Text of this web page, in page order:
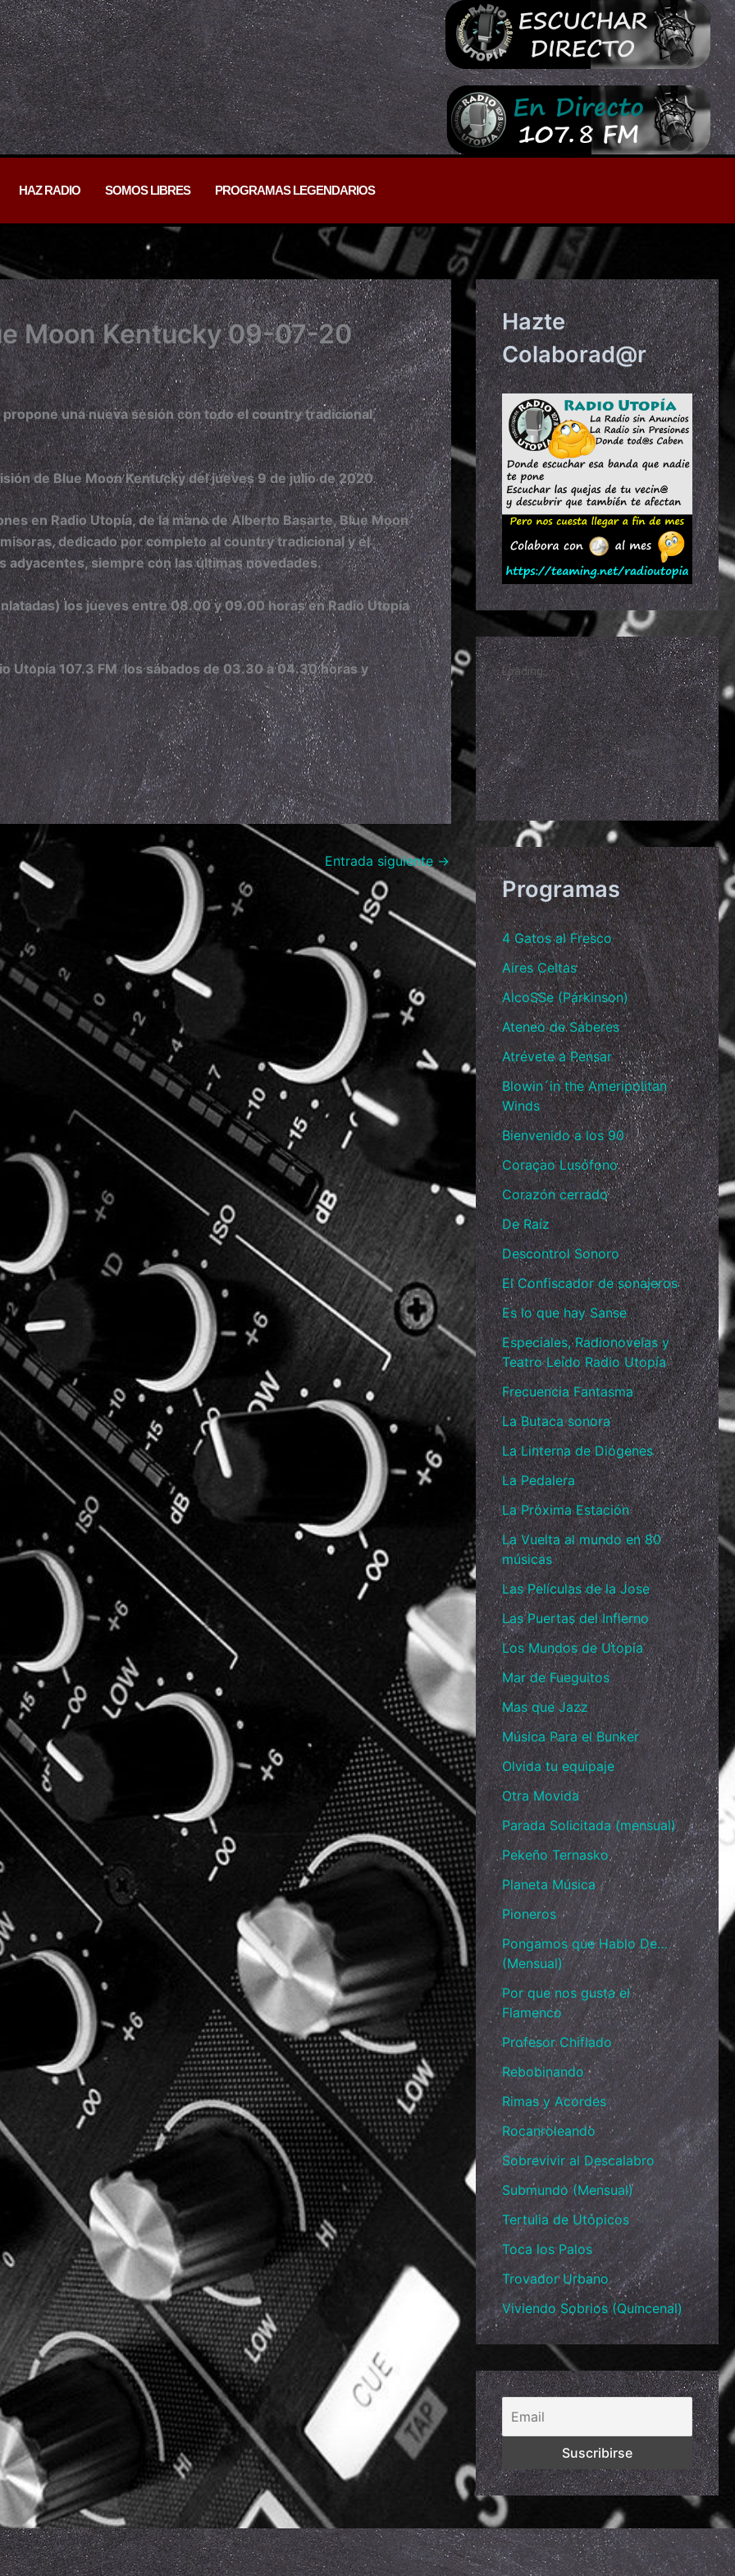
HAZ RADIO SOMOS LIBRES PROGRAMAS LEGENDARIOS
Moon Kentucky 09-07-20
una nueva sesión con todo el country tradicional,
de Blue Moon Kentucky del jueves 9 de julio de 2020
en Radio Utopía, de la mano de Alberto Basarte, Blue Moon
dedicado por completo al country tradicional y el
siempre con las últimas novedades.
los jueves entre 08.00 y 09.00 horas en Radio Utopía
Utopía 107.3 FM los sábados de 03.30 a 04.30 horas y
Entrada siguiente →
Hazte
Colaborad@r
Programas
4 Gatos al Fresco
Aires Celtas
AlcoSSe (Párkinson)
Ateneo de Saberes
Atrévete a Pensar
Blowin´in the Ameripolitan
Winds
Bienvenido a los 90
Coraçao Lusófono
Corazón cerrado
De Raíz
Descontrol Sonoro
El Confiscador de sonajeros
Es lo que hay Sanse
Especiales, Radionovelas y
Teatro Leído Radio Utopía
Frecuencia Fantasma
La Butaca sonora
La Linterna de Diógenes
La Pedalera
La Próxima Estación
La Vuelta al mundo en 80
músicas
Las Películas de la Jose
Las Puertas del Infierno
Los Mundos de Utopía
Mar de Fueguitos
Mas que Jazz
Música Para el Bunker
Olvida tu equipaje
Otra Movida
Parada Solicitada (mensual)
Pekeño Ternasko
Planeta Música
Pioneros
Pongamos que Hablo De…
(Mensual)
Por que nos gusta el
Flamenco
Profesor Chiflado
Rebobinando
Rimas y Acordes
Rocanroleando
Sobrevivir al Descalabro
Submundo (Mensual)
Tertulia de Utópicos
Toca los Palos
Trovador Urbano
Viviendo Sobrios (Quincenal)